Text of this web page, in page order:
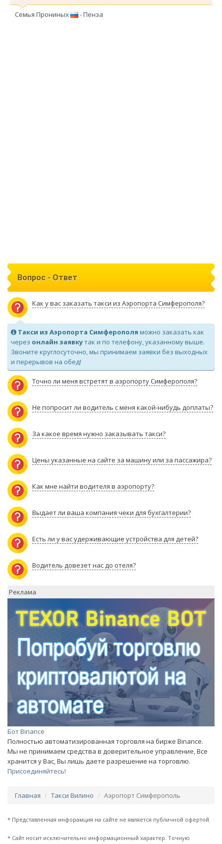
Семья Прониных - Пенза
Вопрос - Ответ
Как у вас заказать такси из Аэропорта Симферополя?
Такси из Аэропорта Симферополя можно заказать как
через онлайн заявкутак и по телефону, указанному выше.
Звоните круглосуточно, мы принимаем заявки без выходных
и перерывов на обед!
Точно ли меня встретят в аэропорту Симферополя?
Не попросит ли водитель с меня какой-нибудь доплаты?
За какое время нужно заказывать такси?
Цены указанные на сайте за машину или за пассажира?
Как мне найти водителя в аэропорту?
Выдает ли ваша компания чеки для бухгалтерии?
Есть ли у вас удерживающие устройства для детей?
Водитель довезет нас до отеля?
Реклама
Бот Binance
Полностью автоматизированная торговля на бирже Binance.
Мы не принимаем средства в доверительное управление, Все
хранится у Вас, Вы лишь даете разрешение на торговлю.
Присоединяйтесь!
Главная Такси Вилино Аэропорт Симферополь
* Представленная инфорамция на сайте не является публичной офертой.
* Сайт носит исключительно информационный характер. Точную